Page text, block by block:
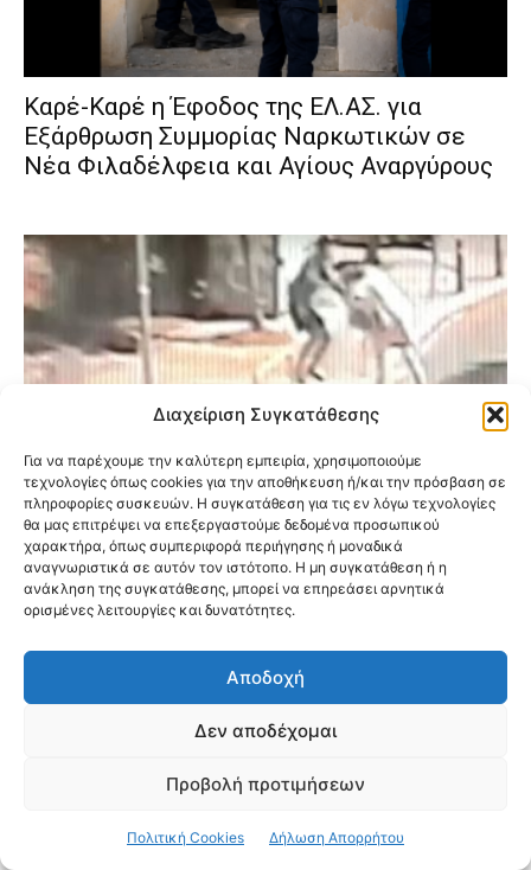
Διαχείριση Συγκατάθεσης
Για να παρέχουμε την καλύτερη εμπειρία, χρησιμοποιούμε
τεχνολογίες όπως cookies για την αποθήκευση ή/και την πρόσβαση σε
πληροφορίες συσκευών. Η συγκατάθεση για τις εν λόγω τεχνολογίες
θα μας επιτρέψει να επεξεργαστούμε δεδομένα προσωπικού
χαρακτήρα, όπως συμπεριφορά περιήγησης ή μοναδικά
αναγνωριστικά σε αυτόν τον ιστότοπο. Η μη συγκατάθεση ή η
ανάκληση της συγκατάθεσης, μπορεί να επηρεάσει αρνητικά
ορισμένες λειτουργίες και δυνατότητες.
Αποδοχή
Δεν αποδέχομαι
Προβολή προτιμήσεων
Πολιτική Cookies Δήλωση Απορρήτου
Καρέ-Καρέ η Έφοδος της ΕΛ.ΑΣ. για
Εξάρθρωση Συμμορίας Ναρκωτικών σε
Νέα Φιλαδέλφεια και Αγίους Αναργύρους
Περισσός: Δείτε το σκληρό βίντεο της
ληστείας ηλικιωμένης – Η Αστυνομία
εξάρθρωσε τη συμμορία